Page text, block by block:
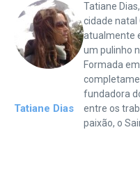
Tatiane Dias
Tatiane
cidade natal
atualmente
um pulinho
Formada
fundadora
entre os
paixão, o